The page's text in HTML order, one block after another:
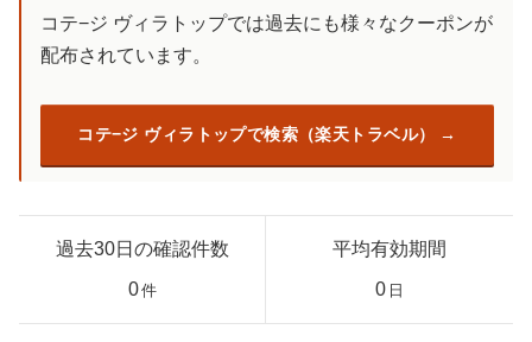
コテ−ジ ヴィラトップでは過去にも様々なクーポンが
配布されています。
コテ−ジ ヴィラトップで検索（楽天トラベル）
過去30日の確認件数
0件
平均有効期間
0 日